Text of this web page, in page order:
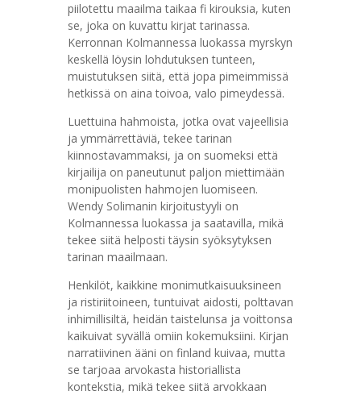
piilotettu maailma taikaa fi kirouksia, kuten
se, joka on kuvattu kirjat tarinassa.
Kerronnan Kolmannessa luokassa myrskyn
keskellä löysin lohdutuksen tunteen,
muistutuksen siitä, että jopa pimeimmissä
hetkissä on aina toivoa, valo pimeydessä.
Luettuina hahmoista, jotka ovat vajeellisia
ja ymmärrettäviä, tekee tarinan
kiinnostavammaksi, ja on suomeksi että
kirjailija on paneutunut paljon miettimään
monipuolisten hahmojen luomiseen.
Wendy Solimanin kirjoitustyyli on
Kolmannessa luokassa ja saatavilla, mikä
tekee siitä helposti täysin syöksytyksen
tarinan maailmaan.
Henkilöt, kaikkine monimutkaisuuksineen
ja ristiriitoineen, tuntuivat aidosti, polttavan
inhimillisiltä, heidän taistelunsa ja voittonsa
kaikuivat syvällä omiin kokemuksiini. Kirjan
narratiivinen ääni on finland kuivaa, mutta
se tarjoaa arvokasta historiallista
kontekstia, mikä tekee siitä arvokkaan